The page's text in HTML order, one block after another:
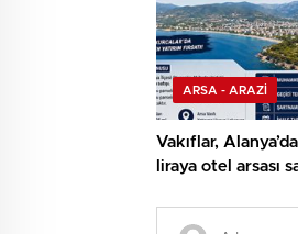
ARSA - ARAZİ
Vakıflar,
liraya otel arsası